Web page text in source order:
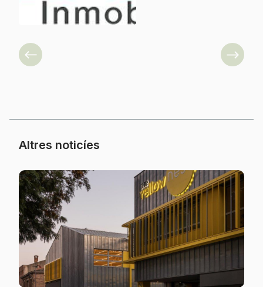
Previous Next
Altres noticíes